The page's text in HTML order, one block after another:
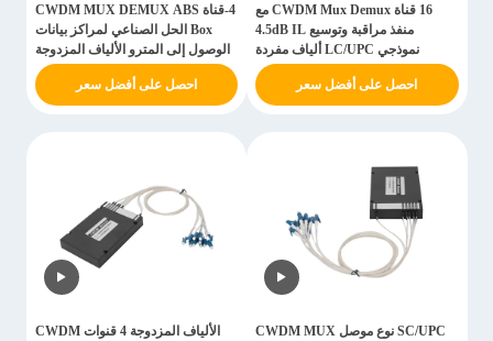
16 قناة CWDM Mux Demux مع
منفذ مراقبة وتوسيع 4.5dB IL
نموذجي LC/UPC ألياف مفردة
احصل على أفضل سعر
4-قناة CWDM MUX DEMUX ABS
Box الحل الصناعي لمراكز بيانات
الوصول إلى المترو الألياف المزدوجة
احصل على أفضل سعر
SC/UPC نوع موصل CWDM MUX
الألياف المزدوجة 4 قنوات CWDM